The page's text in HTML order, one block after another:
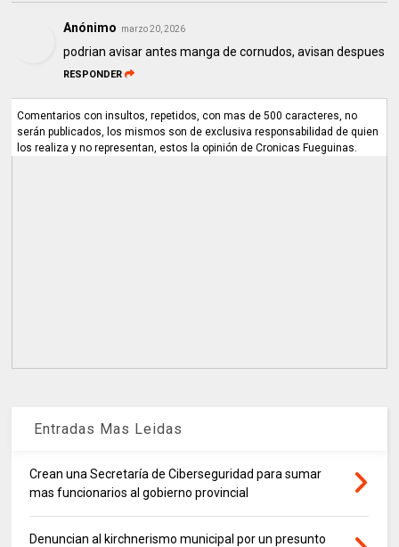
Anónimo marzo 20, 2026
podrian avisar antes manga de cornudos, avisan despues
RESPONDER
Comentarios con insultos, repetidos, con mas de 500 caracteres, no
serán publicados, los mismos son de exclusiva responsabilidad de quien
los realiza y no representan, estos la opinión de Cronicas Fueguinas.
Entradas Mas Leidas
Crean una Secretaría de Ciberseguridad para sumar
mas funcionarios al gobierno provincial
Denuncian al kirchnerismo municipal por un presunto